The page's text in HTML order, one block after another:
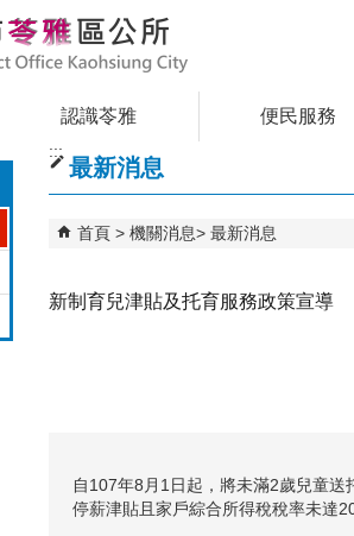
認識苓雅 便民服務
:::
最新消息
首頁 機關消息 最新消息
新制育兒津貼及托育服務政策宣導
自107年8月1日起，將未滿2歲兒童
停薪津貼且家戶綜合所得稅稅率未達